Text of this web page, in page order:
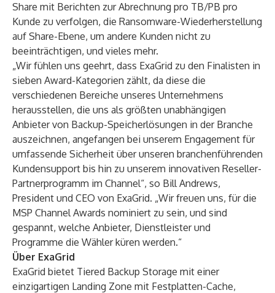
Share mit Berichten zur Abrechnung pro TB/PB pro
Kunde zu verfolgen, die Ransomware-Wiederherstellung
auf Share-Ebene, um andere Kunden nicht zu
beeinträchtigen, und vieles mehr.
„Wir fühlen uns geehrt, dass ExaGrid zu den Finalisten in
sieben Award-Kategorien zählt, da diese die
verschiedenen Bereiche unseres Unternehmens
herausstellen, die uns als größten unabhängigen
Anbieter von Backup-Speicherlösungen in der Branche
auszeichnen, angefangen bei unserem Engagement für
umfassende Sicherheit über unseren branchenführenden
Kundensupport bis hin zu unserem innovativen Reseller-
Partnerprogramm im Channel“, so Bill Andrews,
President und CEO von ExaGrid. „Wir freuen uns, für die
MSP Channel Awards nominiert zu sein, und sind
gespannt, welche Anbieter, Dienstleister und
Programme die Wähler küren werden.“
Über ExaGrid
ExaGrid bietet Tiered Backup Storage mit einer
einzigartigen Landing Zone mit Festplatten-Cache,